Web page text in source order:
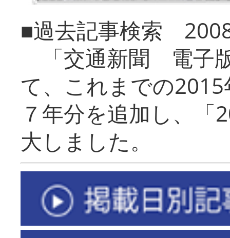
■過去記事検索
「交通新聞 電子
て、これまでの
７年分を追加し、「
大しまし